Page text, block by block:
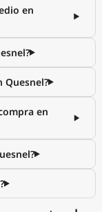
en
Quesnel?
en